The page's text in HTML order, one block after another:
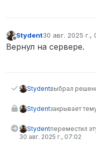
Stydent30 авг. 2025 г.,
Вернул на сервере.
Stydentвыбрал
Stydentзакрывает
Stydentпереместил
30 авг. 2025 г., 07:02